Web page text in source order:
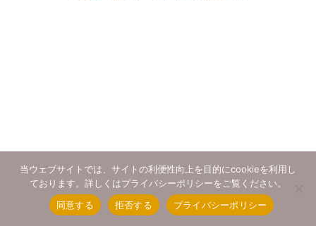
当ウェブサイトでは、サイトの利便性向上を目的にcookieを利用し
ております。詳しくはプライバシーポリシーをご覧ください。
同意する
拒否する プライバシーポリシー